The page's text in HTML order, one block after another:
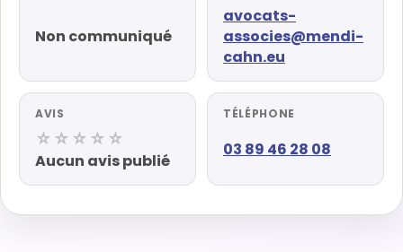
Non communiqué
avocats-
associes@mendi-
cahn.eu
AVIS
☆☆☆☆☆
Aucun avis publié
TÉLÉPHONE
03 89 46 28 08